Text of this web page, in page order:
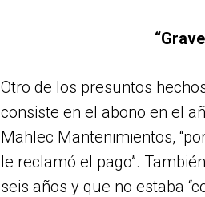
Otro de los presuntos
consiste en el abono en el
Mahlec Mantenimientos,
le reclamó el pago”.
seis años y que no estaba